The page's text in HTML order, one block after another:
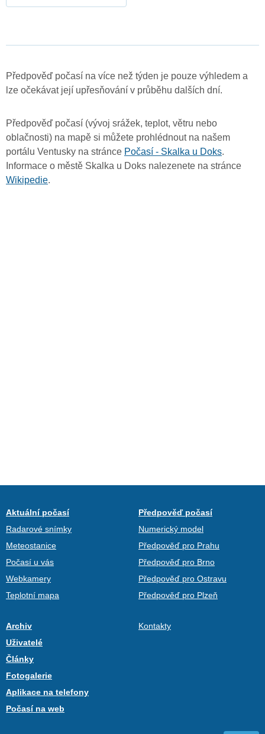
Předpověď počasí na více než týden je pouze výhledem a
lze očekávat její upřesňování v průběhu dalších dní.
Předpověď počasí (vývoj srážek, teplot, větru nebo
oblačnosti) na mapě si můžete prohlédnout na našem
portálu Ventusky na stránce Počasí - Skalka u Doks.
Informace o městě Skalka u Doks nalezenete na stránce
Wikipedie.
Aktuální počasí
Radarové snímky
Meteostanice
Počasí u vás
Webkamery
Teplotní mapa
Předpověď počasí
Numerický model
Předpověď pro Prahu
Předpověď pro Brno
Předpověď pro Ostravu
Předpověď pro Plzeň
Archiv
Uživatelé
Články
Fotogalerie
Aplikace na telefony
Počasí na web
Kontakty